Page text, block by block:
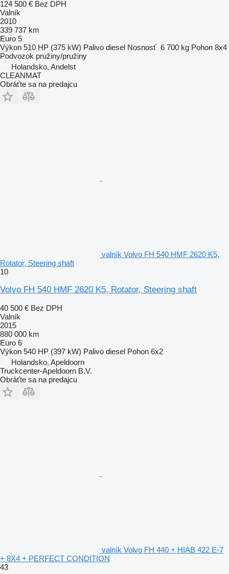
124 500 € Bez DPH
Valník
2010
339 737 km
Euro 5
Výkon 510 HP (375 kW) Palivo diesel Nosnosť 6 700 kg Pohon 8x4
Podvozok pružiny/pružiny
Holandsko, Andelst
CLEANMAT
Obráťte sa na predajcu
valník Volvo FH 540 HMF 2620 K5,
Rotator, Steering shaft
10
Volvo FH 540 HMF 2620 K5, Rotator, Steering shaft
40 500 € Bez DPH
Valník
2015
880 000 km
Euro 6
Výkon 540 HP (397 kW) Palivo diesel Pohon 6x2
Holandsko, Apeldoorn
Truckcenter-Apeldoorn B.V.
Obráťte sa na predajcu
valník Volvo FH 440 + HIAB 422 E-7
+ 8X4 + PERFECT CONDITION
43